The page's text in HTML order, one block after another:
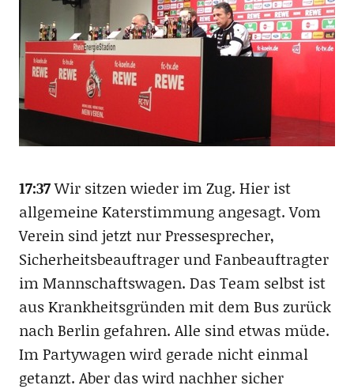
17:37Wir sitzen wieder im Zug. Hier ist
allgemeine Katerstimmung angesagt. Vom
Verein sind jetzt nur Pressesprecher,
Sicherheitsbeauftrager und Fanbeauftragter
im Mannschaftswagen. Das Team selbst ist
aus Krankheitsgründen mit dem Bus zurück
nach Berlin gefahren. Alle sind etwas müde.
Im Partywagen wird gerade nicht einmal
getanzt. Aber das wird nachher sicher